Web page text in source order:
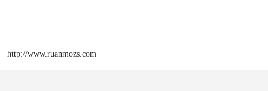
http://www.ruanmozs.com